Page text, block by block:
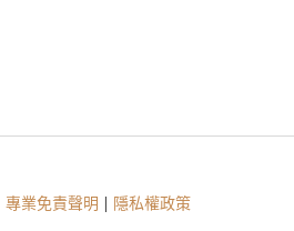
專業免責聲明 | 隱私權政策